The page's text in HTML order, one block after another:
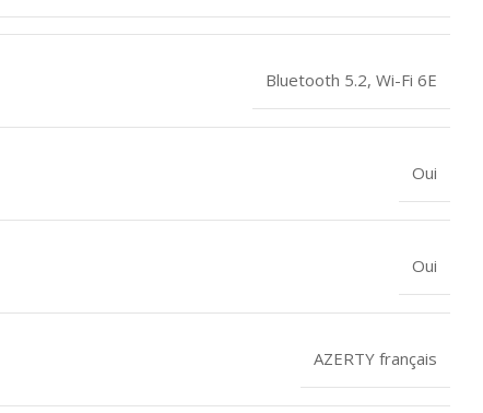
Bluetooth 5.2, Wi-Fi 6E
Oui
Oui
AZERTY français